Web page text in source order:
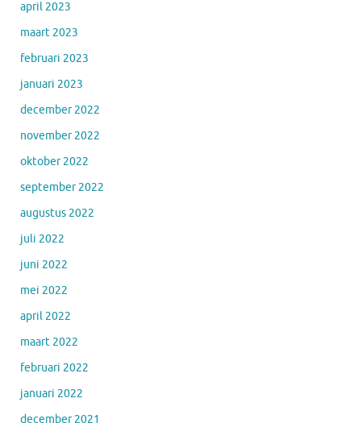
april 2023
maart 2023
februari 2023
januari 2023
december 2022
november 2022
oktober 2022
september 2022
augustus 2022
juli 2022
juni 2022
mei 2022
april 2022
maart 2022
februari 2022
januari 2022
december 2021